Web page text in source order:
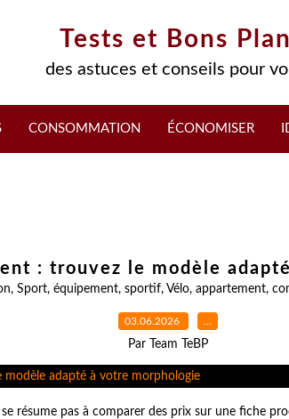
Tests et Bons
des astuces et conseils pour
CONSOMMATION ÉCONOMISER
: trouvez le modèle
, Sport, équipement, sportif, Vélo, appartement,
03.06.2026 …
Par Team TeBP
résume pas à comparer des prix sur une fiche